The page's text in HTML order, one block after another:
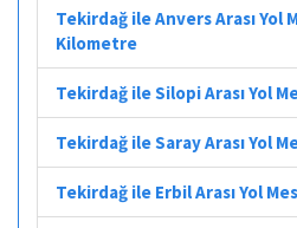
Tekirdağ ile Anvers Arası Yol
Kilometre
Tekirdağ ile Silopi Arası Yol
Tekirdağ ile Saray Arası Yol
Tekirdağ ile Erbil Arası Yol